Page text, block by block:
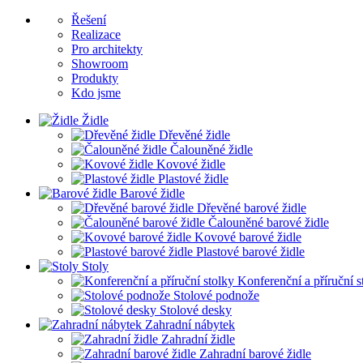
Řešení
Realizace
Pro architekty
Showroom
Produkty
Kdo jsme
Židle
Dřevěné židle
Čalouněné židle
Kovové židle
Plastové židle
Barové židle
Dřevěné barové židle
Čalouněné barové židle
Kovové barové židle
Plastové barové židle
Stoly
Konferenční a příruční
Stolové podnože
Stolové desky
Zahradní nábytek
Zahradní židle
Zahradní barové židle